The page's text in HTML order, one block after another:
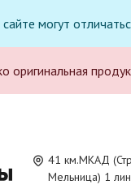
могут
оригинальная
41 км.МКАД
Мельница) 1